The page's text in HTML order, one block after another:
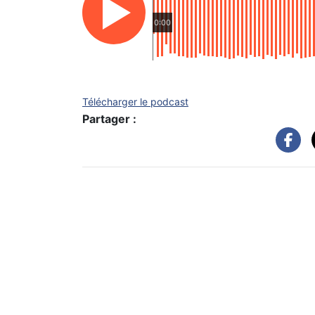
0:00
Télécharger le podcast
Partager :